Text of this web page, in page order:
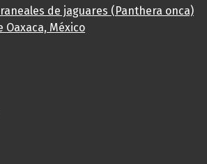
de jaguares (Panthera onca)
Oaxaca, México